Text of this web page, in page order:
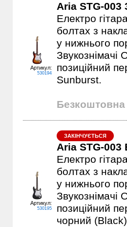
Артикул:
530194
Aria STG-003
Електро
болтах з
у нижнього
позиційний
Sunburst.
Безкоштовна
Артикул:
530195
ЗАКІНЧУЄТЬСЯ
Aria STG-003
Електро
болтах з
у нижнього
позиційний
чорний (Black)